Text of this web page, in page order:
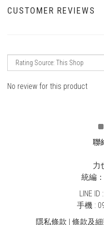
CUSTOMER REVIEWS
No review for this product
聯
力
統編
LINE ID
手機 :
隱私條款 | 條款及細